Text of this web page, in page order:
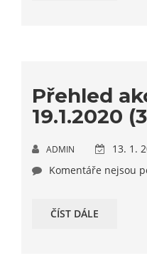
Přehled
19.1.2020
ADMIN
13. 1.
Komentáře nejsou
ČÍST DÁLE